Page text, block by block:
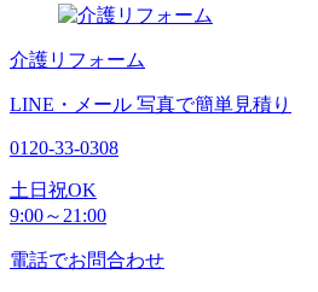
介護リフォーム
LINE・メール 写真で簡単見積り
0120-33-0308
土日祝OK
9:00～21:00
電話でお問合わせ